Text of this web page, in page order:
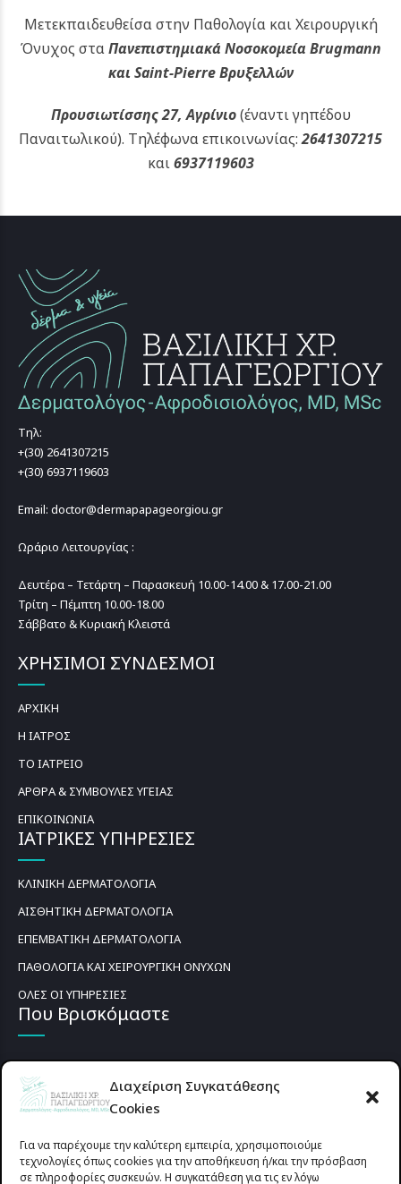
Διαχείριση Συγκατάθεσης
Cookies
Για να παρέχουμε την καλύτερη εμπειρία, χρησιμοποιούμε
τεχνολογίες όπως cookies για την αποθήκευση ή/και την πρόσβαση
σε πληροφορίες συσκευών. Η συγκατάθεση για τις εν λόγω
Μετεκπαιδευθείσα στην Παθολογία και Χειρουργική
Όνυχος σταΠανεπιστημιακά Νοσοκομεία Brugmann
και Saint-Pierre Βρυξελλών
Προυσιωτίσσης 27, Αγρίνιο(έναντι γηπέδου
Παναιτωλικού). Τηλέφωνα επικοινωνίας:2641307215
και6937119603
Τηλ:
+(30) 2641307215
+(30) 6937119603
Email: doctor@dermapapageorgiou.gr
Ωράριο Λειτουργίας :
Δευτέρα – Τετάρτη – Παρασκευή 10.00-14.00 & 17.00-21.00
Τρίτη – Πέμπτη 10.00-18.00
Σάββατο & Κυριακή Κλειστά
ΧΡΗΣΙΜΟΙ ΣΥΝΔΕΣΜΟΙ
ΑΡΧΙΚΗ
Η ΙΑΤΡΟΣ
ΤΟ ΙΑΤΡΕΙΟ
ΑΡΘΡΑ & ΣΥΜΒΟΥΛΕΣ ΥΓΕΙΑΣ
ΕΠΙΚΟΙΝΩΝΙΑ
ΙΑΤΡΙΚΕΣ ΥΠΗΡΕΣΙΕΣ
ΚΛΙΝΙΚΗ ΔΕΡΜΑΤΟΛΟΓΙΑ
ΑΙΣΘΗΤΙΚΗ ΔΕΡΜΑΤΟΛΟΓΙΑ
ΕΠΕΜΒΑΤΙΚΗ ΔΕΡΜΑΤΟΛΟΓΙΑ
ΠΑΘΟΛΟΓΙΑ ΚΑΙ ΧΕΙΡΟΥΡΓΙΚΗ ΟΝΥΧΩΝ
ΟΛΕΣ ΟΙ ΥΠΗΡΕΣΙΕΣ
Που Βρισκόμαστε